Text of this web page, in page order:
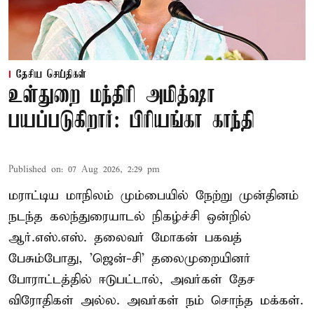
தேசிய செய்திகள்
உள்துறை மந்திரி அமித்ஷா
பயப்படுகிறார்: பிரியங்கா காந்தி
Published on: 07 Aug 2026, 2:29 pm
மராட்டிய மாநிலம் மும்பையில் நேற்று முன்தினம்
நடந்த கலந்துரையாடல் நிகழ்ச்சி ஒன்றில்
ஆர்.எஸ்.எஸ். தலைவர் மோகன் பகவத்
பேசும்போது, 'ஜென்-சி' தலைமுறையினர்
போராட்டத்தில் ஈடுபட்டால், அவர்கள் தேச
விரோதிகள் அல்ல. அவர்கள் நம் சொந்த மக்கள்.